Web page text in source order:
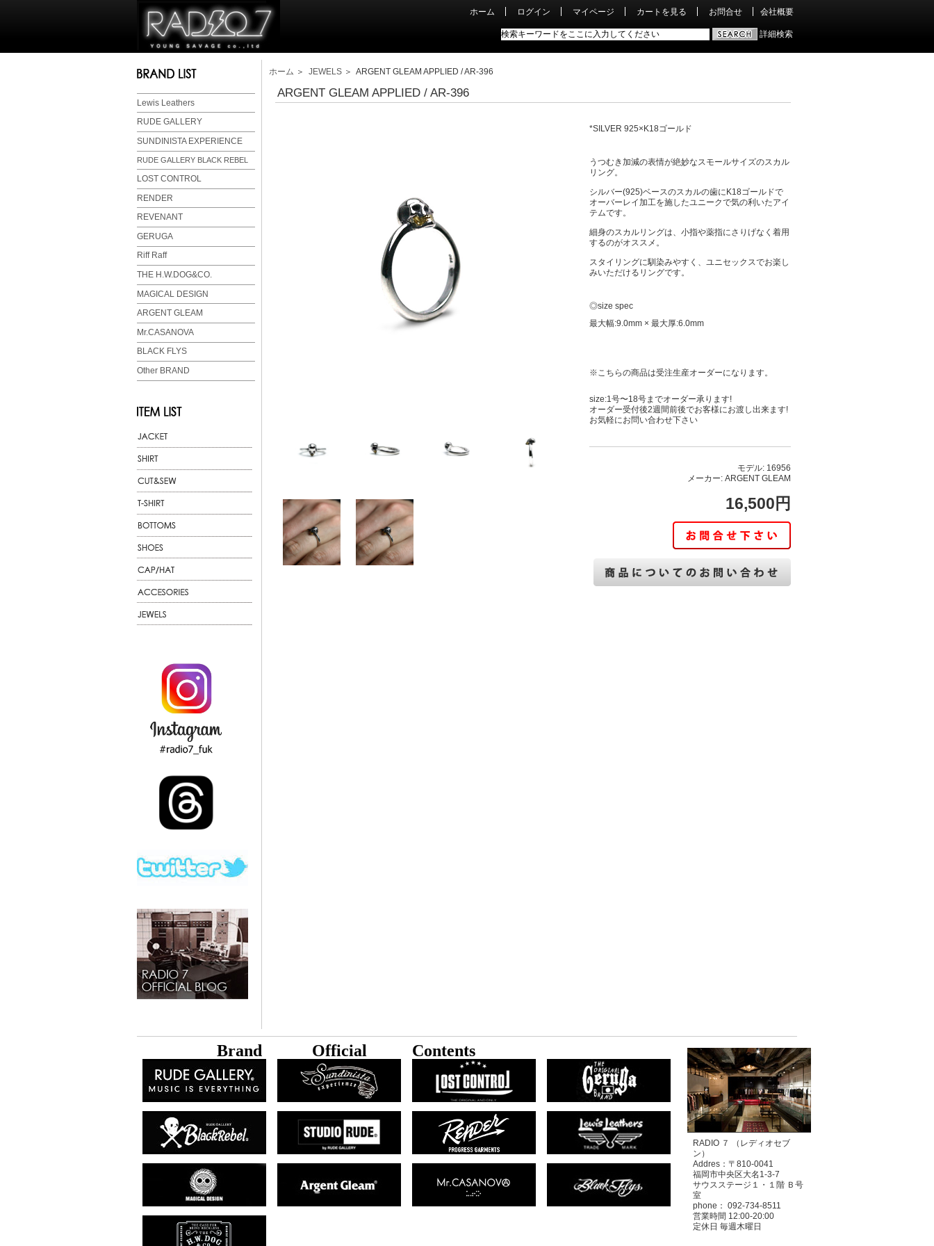
ホーム ログイン マイページ カートを見る お問合せ 会社概要
詳細検索
Lewis Leathers
RUDE GALLERY
SUNDINISTA EXPERIENCE
RUDE GALLERY BLACK REBEL
LOST CONTROL
RENDER
REVENANT
GERUGA
Riff Raff
THE H.W.DOG&CO.
MAGICAL DESIGN
ARGENT GLEAM
Mr.CASANOVA
BLACK FLYS
Other BRAND
ホーム ＞ JEWELS ＞ ARGENT GLEAM APPLIED / AR-396
ARGENT GLEAM APPLIED / AR-396
*SILVER 925×K18ゴールド
うつむき加減の表情が絶妙なスモールサイズのスカル
リング。
シルバー(925)ベースのスカルの歯にK18ゴールドで
オーバーレイ加工を施したユニークで気の利いたアイ
テムです。
細身のスカルリングは、小指や薬指にさりげなく着用
するのがオススメ。
スタイリングに馴染みやすく、ユニセックスでお楽し
みいただけるリングです。
◎size spec
最大幅:9.0mm × 最大厚:6.0mm
※こちらの商品は受注生産オーダーになります。
size:1号〜18号までオーダー承ります!
オーダー受付後2週間前後でお客様にお渡し出来ます!
お気軽にお問い合わせ下さい
モデル: 16956
メーカー: ARGENT GLEAM
16,500円
Brand Official Contents
RADIO ７ （レディオセブ
ン）
Addres：〒810-0041
福岡市中央区大名1-3-7
サウスステージ１・１階 Ｂ号
室
phone： 092-734-8511
営業時間 12:00-20:00
定休日 毎週木曜日